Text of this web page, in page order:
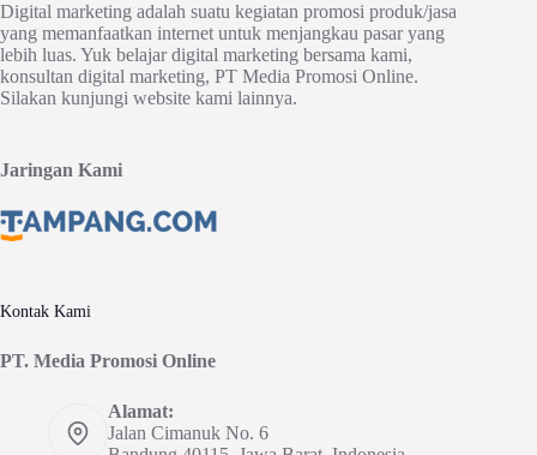
Digital marketing adalah suatu kegiatan promosi produk/jasa
yang memanfaatkan internet untuk menjangkau pasar yang
lebih luas. Yuk belajar digital marketing bersama kami,
konsultan digital marketing, PT Media Promosi Online.
Silakan kunjungi website kami lainnya.
Jaringan Kami
Kontak Kami
PT. Media Promosi Online
Alamat:
Jalan Cimanuk No. 6